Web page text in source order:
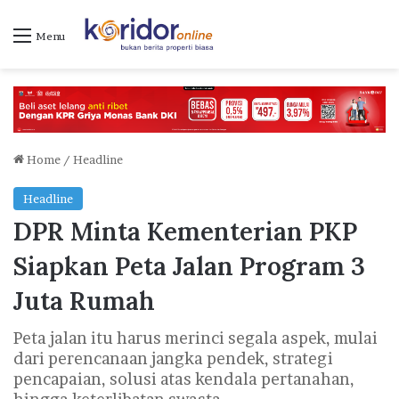
Menu
Home / Headline
Headline
DPR Minta Kementerian PKP
Siapkan Peta Jalan Program 3
Juta Rumah
Peta jalan itu harus merinci segala aspek, mulai
dari perencanaan jangka pendek, strategi
pencapaian, solusi atas kendala pertanahan,